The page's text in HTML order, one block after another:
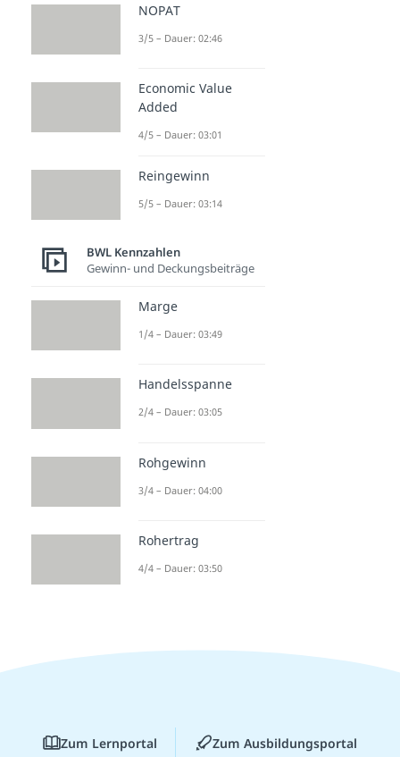
NOPAT
3/5 – Dauer: 02:46
Economic Value
Added
4/5 – Dauer: 03:01
Reingewinn
5/5 – Dauer: 03:14
BWL Kennzahlen
Gewinn- und Deckungsbeiträge
Marge
1/4 – Dauer: 03:49
Handelsspanne
2/4 – Dauer: 03:05
Rohgewinn
3/4 – Dauer: 04:00
Rohertrag
4/4 – Dauer: 03:50
Zum Lernportal Zum Ausbildungsportal